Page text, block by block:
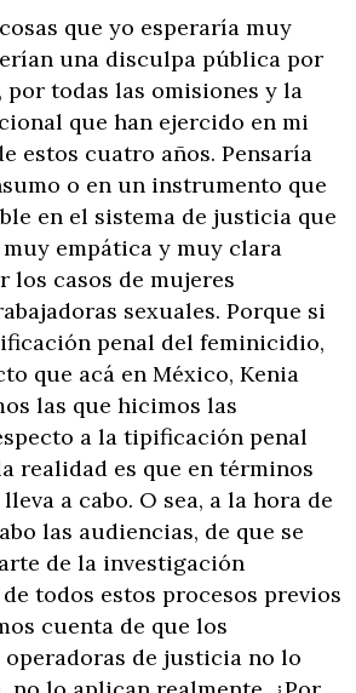
que yo esperaría muy
una disculpa pública por
por todas las omisiones y la
que han ejercido en mi
estos cuatro años. Pensaría
o en un instrumento que
en el sistema de justicia que
empática y muy clara
los casos de mujeres
sexuales. Porque si
penal del feminicidio,
que acá en México, Kenia
las que hicimos las
a la tipificación penal
realidad es que en términos
a cabo. O sea, a la hora de
las audiencias, de que se
de la investigación
todos estos procesos previos
cuenta de que los
operadoras de justicia no lo